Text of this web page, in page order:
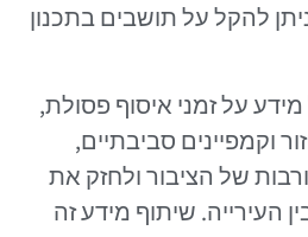
להקל על תושבים בתכנון
על זמני איסוף פסולת,
וקמפיינים סביבתיים,
של הציבור ולחזק את
העירייה. שיתוף מידע זה